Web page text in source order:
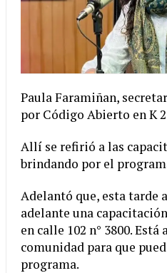
Paula Faramiñan,
por Código Abierto en K
Allí se refirió a las
brindando por el
Adelantó que, esta tarde
adelante una
en calle 102 n° 3800.
comunidad para que
programa.